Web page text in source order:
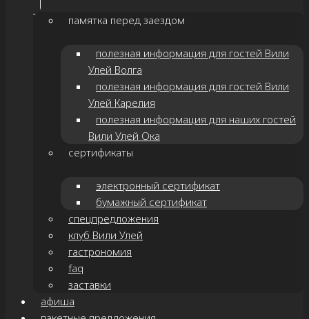
памятка перед заездом
полезная информация для гостей Вили
Улей Волга
полезная информация для гостей Вили
Улей Карелия
полезная информация для наших гостей
Вили Улей Ока
сертификаты
электронный сертификат
бумажный сертификат
спецпредложения
клуб Вили Улей
гастрономия
faq
заставки
афиша